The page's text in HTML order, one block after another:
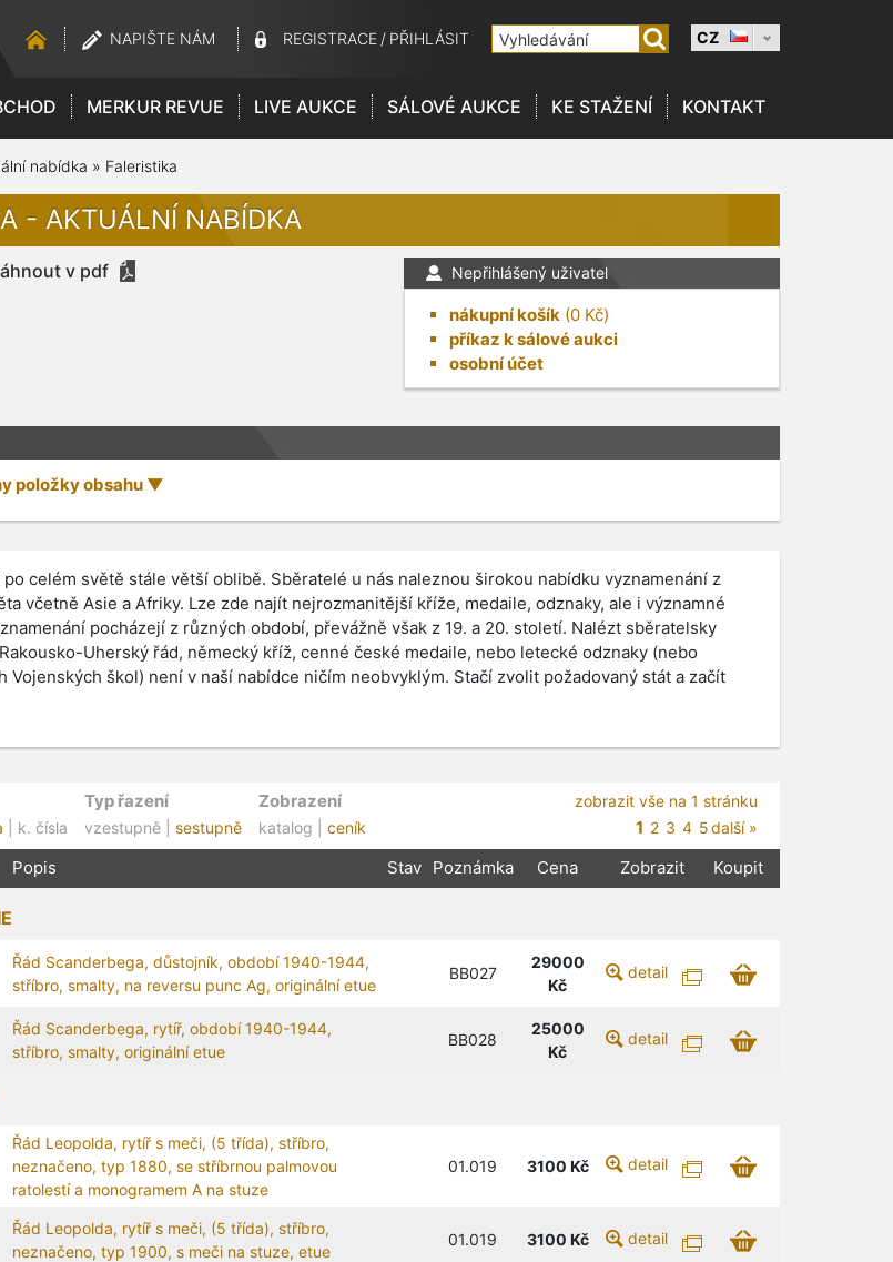
NAPIŠTE NÁM REGISTRACE / PŘIHLÁSIT CZ
MERKUR REVUE LIVE AUKCE SÁLOVÉ AUKCE KE STAŽENÍ KONTAKT
nabídka » Faleristika
- AKTUÁLNÍ NABÍDKA
Nepřihlášený uživatel
nákupní košík (0 Kč)
příkaz k sálové aukci
osobní účet
v pdf
položky obsahu
celém světě stále větší oblibě. Sběratelé u nás naleznou širokou nabídku vyznamenání z
včetně Asie a Afriky. Lze zde najít nejrozmanitější kříže, medaile, odznaky, ale i významné
pocházejí z různých období, převážně však z 19. a 20. století. Nalézt sběratelsky
Uherský řád, německý kříž, cenné české medaile, nebo letecké odznaky (nebo
Vojenských škol) není v naší nabídce ničím neobvyklým. Stačí zvolit požadovaný stát a začít
| k. čísla
Typ řazení
vzestupně | sestupně
Zobrazení
katalog | ceník
zobrazit vše na 1 stránku
1 2 3 4 5další »
Popis Stav Poznámka Cena Zobrazit Koupit
Řád Scanderbega, důstojník, období 1940-1944,
stříbro, smalty, na reversu punc Ag, originální etue
BB027
29000
Kč
detail
Řád Scanderbega, rytíř, období 1940-1944,
stříbro, smalty, originální etue
BB028
25000
Kč
detail
Řád Leopolda, rytíř s meči, (5 třída), stříbro,
neznačeno, typ 1880, se stříbrnou palmovou
ratolestí a monogramem A na stuze
01.019 3100 Kč detail
Řád Leopolda, rytíř s meči, (5 třída), stříbro,
neznačeno, typ 1900, s meči na stuze, etue
01.019 3100 Kč detail